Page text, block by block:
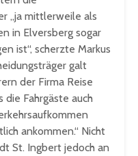
„ja mittlerweile als
in Elversberg sogar
ist“, scherzte Markus
galt
der Firma Reise
die Fahrgäste auch
ankommen.“ Nicht
St. Ingbert jedoch an